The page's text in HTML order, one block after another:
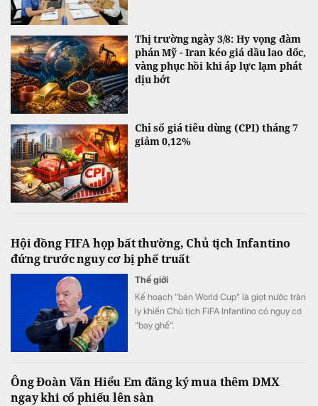
Thị trường ngày 3/8: Hy vọng đàm
phán Mỹ - Iran kéo giá dầu lao dốc,
vàng phục hồi khi áp lực lạm phát
dịu bớt
Chỉ số giá tiêu dùng (CPI) tháng 7
giảm 0,12%
Hội đồng FIFA họp bất thường, Chủ tịch Infantino
đứng trước nguy cơ bị phế truất
Thế giới
Kế hoạch "bán World Cup" là giọt nước tràn
ly khiến Chủ tịch FiFA Infantino có nguy cơ
"bay ghế".
Ông Đoàn Văn Hiểu Em đăng ký mua thêm DMX
ngay khi cổ phiếu lên sàn